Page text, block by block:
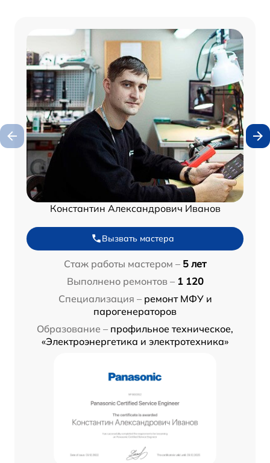
Константин Александрович Иванов
Вызвать мастера
Стаж работы мастером – 5 лет
Выполнено ремонтов – 1 120
Специализация – ремонт МФУ и
парогенераторов
Образование – профильное техническое,
«Электроэнергетика и электротехника»